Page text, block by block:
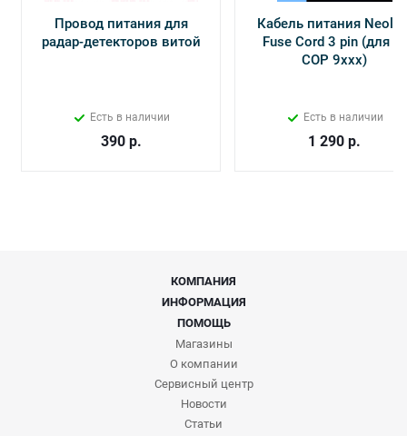
Провод питания для
радар-детекторов витой
Есть в наличии
390р.
Кабель питания
Fuse Cord 3 pin (для Х-
СОР 9ххх)
Есть в наличии
1 290 р.
КОМПАНИЯ
ИНФОРМАЦИЯ
ПОМОЩЬ
Магазины
О компании
Сервисный центр
Новости
Статьи